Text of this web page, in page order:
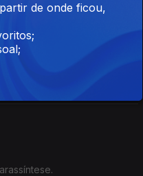
de onde ficou,